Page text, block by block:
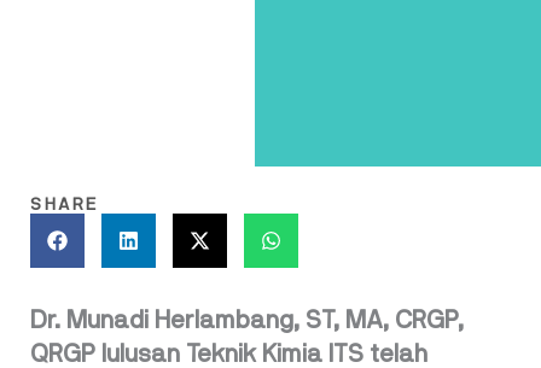
SHARE
Dr. Munadi Herlambang, ST, MA, CRGP,
QRGP lulusan Teknik Kimia ITS telah